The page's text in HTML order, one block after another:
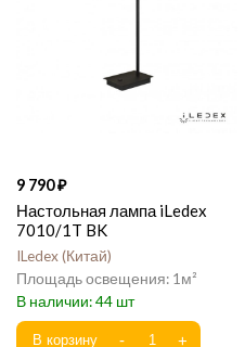
9 790
Настольная лампа iLedex
7010/1T BK
ILedex Китай
1
44